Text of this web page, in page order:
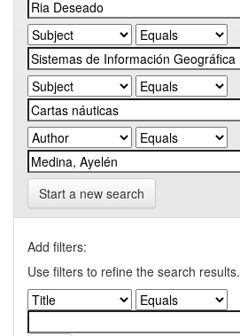
Start a new search
Add filters:
Use filters to refine the search results.